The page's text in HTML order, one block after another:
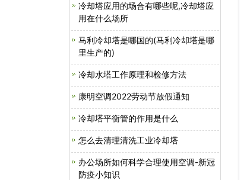
冷却塔应用的场合有哪些呢,冷却塔应
用在什么场所
马利冷却塔是哪国的(马利冷却塔是哪
里生产的)
冷却水塔工作原理和检修方法
康明空调2022劳动节放假通知
冷却塔平衡管的作用是什么
怎么去清理清洗工业冷却塔
办公场所如何科学合理使用空调-新冠
防疫小知识